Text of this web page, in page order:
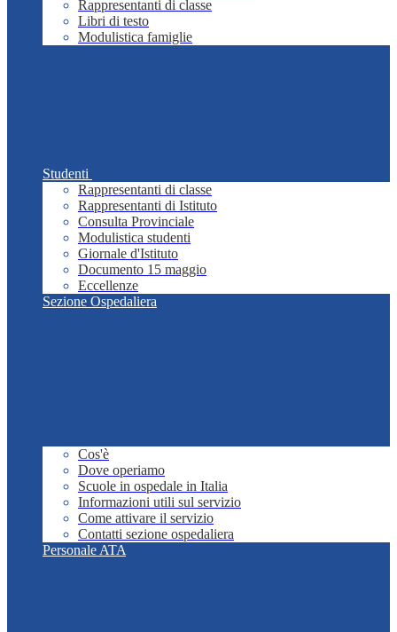
Rappresentanti di classe
Libri di testo
Modulistica famiglie
Studenti
Rappresentanti di classe
Rappresentanti di Istituto
Consulta Provinciale
Modulistica studenti
Giornale d'Istituto
Documento 15 maggio
Eccellenze
Sezione Ospedaliera
Cos'è
Dove operiamo
Scuole in ospedale in Italia
Informazioni utili sul servizio
Come attivare il servizio
Contatti sezione ospedaliera
Personale ATA